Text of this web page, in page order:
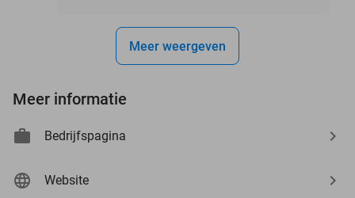
Meer weergeven
Meer informatie
Bedrijfspagina
Website